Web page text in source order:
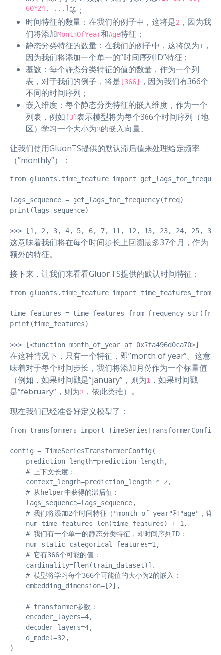
60*24, ...]等；
时间特征的数量：在我们的例子中，这将是2 ，因为我
们将添加MonthOfYear和Age特征；
静态分类特征的数量：在我们的例子中，这将仅为1 ，
因为我们将添加一个单一的“时间序列ID”特征；
基数：每个静态分类特征的值的数量，作为一个列
表，对于我们的例子，将是 [366]
，因为我们有366个
不同的时间序列；
嵌入维度：每个静态分类特征的嵌入维度，作为一个
列表，例如 [3] 表示模型将为每个366个时间序列（地
区）学习一个大小为3的嵌入向量。
让我们使用GluonTS提供的默认滞后值来处理给定频率
（”monthly”）：
from gluonts.time_feature import
lags_sequence = get_lags_for_frequency(freq)
print(lags_sequence)
>>> [1, 2, 3, 4, 5, 6, 7, 11, 12, 13, 23, 24, 25, 35,
这意味着我们将在每个时间步长上回溯最多37个月，作为
额外的特征。
接下来，让我们来看看GluonTS提供的默认时间特征：
from gluonts.time_feature import
time_features =
print(time_features)
>>> [<function month_of_year at 0x7fa496d0ca70>]
在这种情况下，只有一个特征，即”month of year”。这意
味着对于每个时间步长，我们将添加月份作为一个标量值
（例如，如果时间戳是”january”，则为1 ，如果时间戳
是”february”，则为2 ，依此类推）。
现在我们已经准备好定义模型了：
from transformers import
config = TimeSeriesTransformerConfig(
    prediction_length=prediction_length,
    # 上下文长度：
    context_length=prediction_length * 2,
    # 从helper中获得的滞后值：
    lags_sequence=lags_sequence,
# 我们将添加2个时间特征（"month of year"和"age"，详见
    num_time_features=len(time_features) + 1,
    # 我们有一个单一的静态分类特征，即时间序列ID：
    num_static_categorical_features=1,
    # 它有366个可能的值：
    cardinality=[len(train_dataset)],
    # 模型将学习每个366个可能值的大小为2的嵌入：
    embedding_dimension=[2],
    # transformer参数：
    encoder_layers=4,
    decoder_layers=4,
    d_model=32,
)